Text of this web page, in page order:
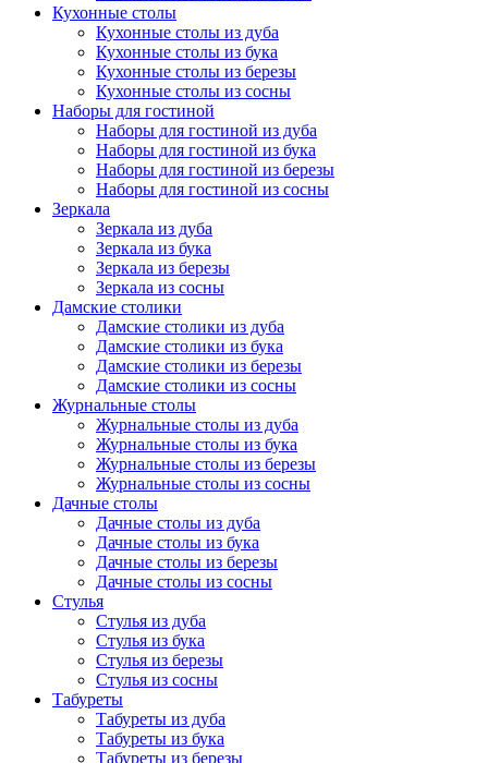
Кухонные столы
Кухонные столы из дуба
Кухонные столы из бука
Кухонные столы из березы
Кухонные столы из сосны
Наборы для гостиной
Наборы для гостиной из дуба
Наборы для гостиной из бука
Наборы для гостиной из березы
Наборы для гостиной из сосны
Зеркала
Зеркала из дуба
Зеркала из бука
Зеркала из березы
Зеркала из сосны
Дамские столики
Дамские столики из дуба
Дамские столики из бука
Дамские столики из березы
Дамские столики из сосны
Журнальные столы
Журнальные столы из дуба
Журнальные столы из бука
Журнальные столы из березы
Журнальные столы из сосны
Дачные столы
Дачные столы из дуба
Дачные столы из бука
Дачные столы из березы
Дачные столы из сосны
Стулья
Стулья из дуба
Стулья из бука
Стулья из березы
Стулья из сосны
Табуреты
Табуреты из дуба
Табуреты из бука
Табуреты из березы